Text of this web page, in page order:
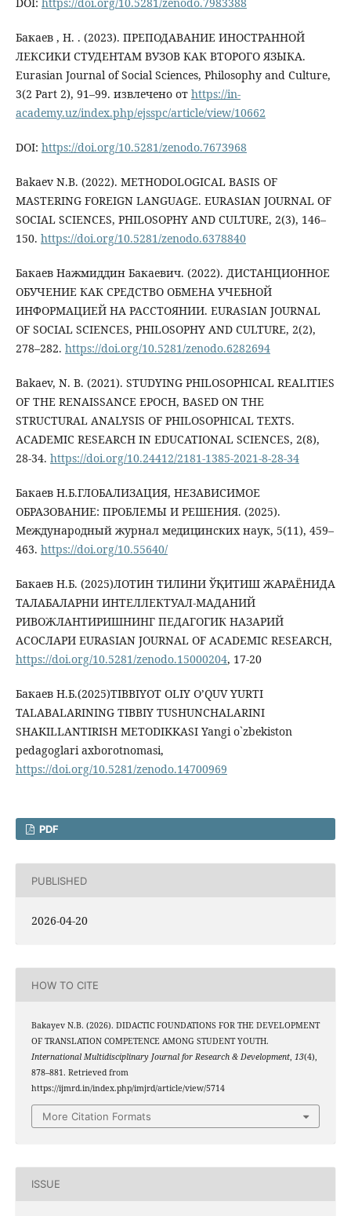
Бакаев , Н. . (2023). ПРЕПОДАВАНИЕ ИНОСТРАННОЙ
ЛЕКСИКИ СТУДЕНТАМ ВУЗОВ КАК ВТОРОГО ЯЗЫКА.
Eurasian Journal of Social Sciences, Philosophy and Culture,
3(2 Part 2), 91–99. извлечено от https://in-
academy.uz/index.php/ejsspc/article/view/10662
DOI: https://doi.org/10.5281/zenodo.7673968
Bakaev N.B. (2022). METHODOLOGICAL BASIS OF
MASTERING FOREIGN LANGUAGE. EURASIAN JOURNAL OF
SOCIAL SCIENCES, PHILOSOPHY AND CULTURE, 2(3), 146–
150. https://doi.org/10.5281/zenodo.6378840
Бакаев Нажмиддин Бакаевич. (2022). ДИСТАНЦИОННОЕ
ОБУЧЕНИЕ КАК СРЕДСТВО ОБМЕНА УЧЕБНОЙ
ИНФОРМАЦИЕЙ НА РАССТОЯНИИ. EURASIAN JOURNAL
OF SOCIAL SCIENCES, PHILOSOPHY AND CULTURE, 2(2),
278–282. https://doi.org/10.5281/zenodo.6282694
Bakaev, N. B. (2021). STUDYING PHILOSOPHICAL REALITIES
OF THE RENAISSANCE EPOCH, BASED ON THE
STRUCTURAL ANALYSIS OF PHILOSOPHICAL TEXTS.
ACADEMIC RESEARCH IN EDUCATIONAL SCIENCES, 2(8),
28-34. https://doi.org/10.24412/2181-1385-2021-8-28-34
Бакаев Н.Б.ГЛОБАЛИЗАЦИЯ, НЕЗАВИСИМОЕ
ОБРАЗОВАНИЕ: ПРОБЛЕМЫ И РЕШЕНИЯ. (2025).
Международный журнал медицинских наук, 5(11), 459–
463. https://doi.org/10.55640/
Бакаев Н.Б. (2025)ЛОТИН ТИЛИНИ ЎҚИТИШ ЖАРАЁНИДА
ТАЛАБАЛАРНИ ИНТЕЛЛЕКТУАЛ-МАДАНИЙ
РИВОЖЛАНТИРИШНИНГ ПЕДАГОГИК НАЗАРИЙ
АСОСЛАРИ EURASIAN JOURNAL OF ACADEMIC RESEARCH,
https://doi.org/10.5281/zenodo.15000204, 17-20
Бакаев Н.Б.(2025)TIBBIYOT OLIY O’QUV YURTI
TALABALARINING TIBBIY TUSHUNCHALARINI
SHAKILLANTIRISH METODIKKASI Yangi o`zbekiston
pedagoglari axborotnomasi,
https://doi.org/10.5281/zenodo.14700969
PDF
PUBLISHED
2026-04-20
HOW TO CITE
Bakayev N.B. (2026). DIDACTIC FOUNDATIONS FOR THE DEVELOPMENT
OF TRANSLATION COMPETENCE AMONG STUDENT YOUTH.
International Multidisciplinary Journal for Research & Development, 13(4),
878–881. Retrieved from
https://ijmrd.in/index.php/imjrd/article/view/5714
More Citation Formats
ISSUE